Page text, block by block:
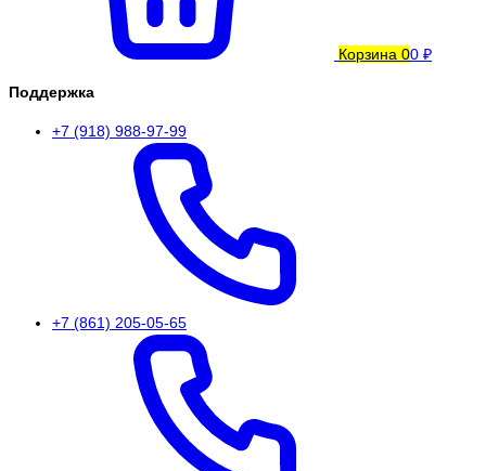
Корзина 00 ₽
Поддержка
+7 (918) 988-97-99
+7 (861) 205-05-65